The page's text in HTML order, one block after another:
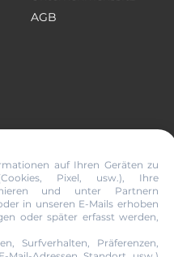
AGB
Newsletter abonnieren
auf Ihren Geräten zu
Pixel, usw.), Ihre
und unter Partnern
in unseren E-Mails erhoben
oder später erfasst werden,
Surfverhalten, Präferenzen,